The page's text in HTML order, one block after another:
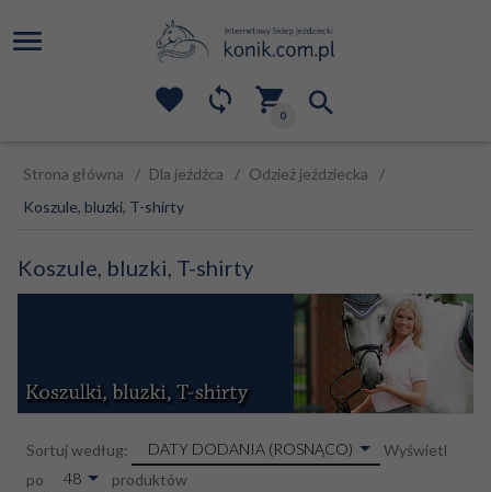
0
Strona główna Dla jeźdźca
Odzież jeździecka
Koszule, bluzki, T-shirty
Koszule, bluzki, T-shirty
Sortuj według: sortDATY DODANIA (ROSNĄCO)
Wyświetl
po
pop48 produktów